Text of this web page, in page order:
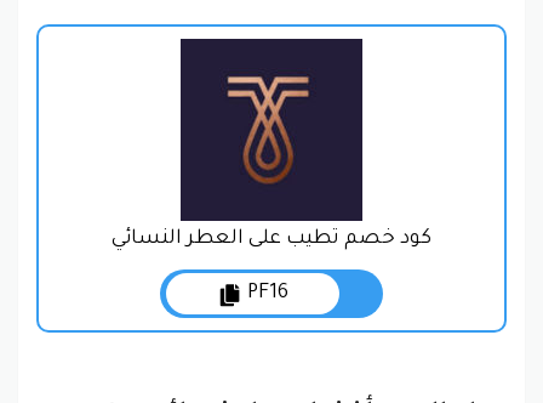
كود خصم تطيب على العطر النسائي
PF16